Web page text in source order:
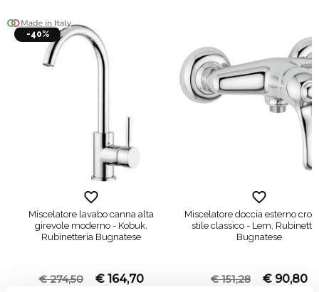
-40%
Miscelatore lavabo canna alta
girevole moderno - Kobuk,
Rubinetteria Bugnatese
€ 274,50 € 164,70
Miscelatore doccia esterno
stile classico - Lem,
Bugnatese
€ 151,28 € 90,80